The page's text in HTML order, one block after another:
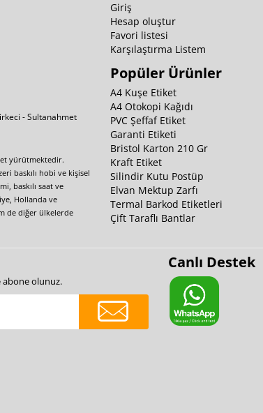
- Sultanahmet
yürütmektedir.
baskılı hobi ve kişisel
baskılı saat ve
Hollanda ve
de diğer ülkelerde
Giriş
Hesap oluştur
Favori listesi
Karşılaştırma Listem
Popüler Ürünler
A4 Kuşe Etiket
A4 Otokopi Kağıdı
PVC Şeffaf Etiket
Garanti Etiketi
Bristol Karton 210 Gr
Kraft Etiket
Silindir Kutu Postüp
Elvan Mektup Zarfı
Termal Barkod Etiketleri
Çift Taraflı Bantlar
olunuz.
Canlı Destek